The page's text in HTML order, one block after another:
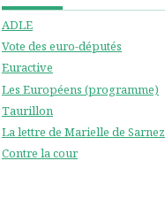
ADLE
Vote des euro-députés
Euractive
Les Européens (programme)
Taurillon
La lettre de Marielle de Sarnez
Contre la cour